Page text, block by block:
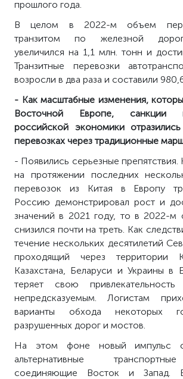
прошлого года.
В целом в 2022-м объем
транзитом по железной
увеличился на 1,1 млн. тонн и
Транзитные перевозки
возросли в два раза и составили
- Как масштабные изменения,
Восточной Европе, санкции
российской экономики
перевозках через традиционные
- Появились серьезные препятствия.
на протяжении последних
перевозок из Китая в Европу
Россию демонстрировал рост и
значений в 2021 году, то в 2022-м
снизился почти на треть. Как
течение нескольких десятилетий
проходящий через территории
Казахстана, Беларуси и Украины в
теряет свою
непредсказуемым. Логистам
варианты обхода некоторых
разрушенных дорог и мостов.
На этом фоне новый импульс
альтернативные
соединяющие Восток и Запад.